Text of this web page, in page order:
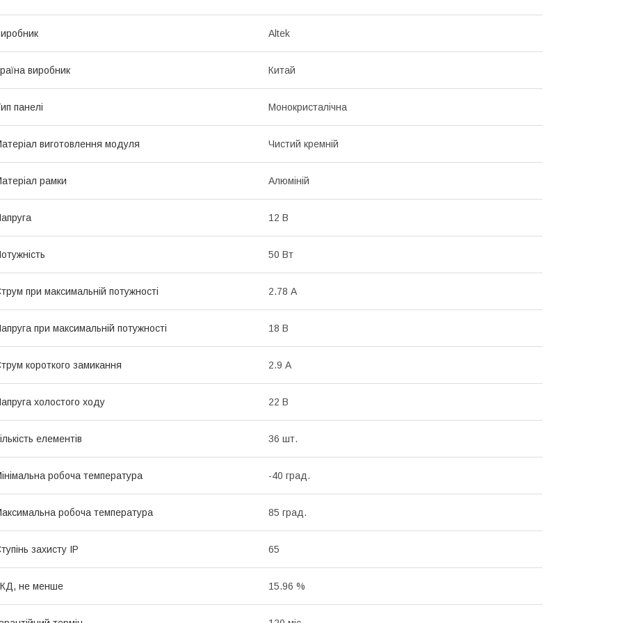
Altek
виробник Китай
панелі Монокристалічна
виготовлення модуля Чистий кремній
рамки Алюміній
12 В
50 Вт
при максимальній потужності 2.78 А
при максимальній потужності 18 В
короткого замикання 2.9 А
холостого ходу 22 В
елементів 36 шт.
робоча температура -40 град.
робоча температура 85 град.
захисту IP 65
не менше 15.96 %